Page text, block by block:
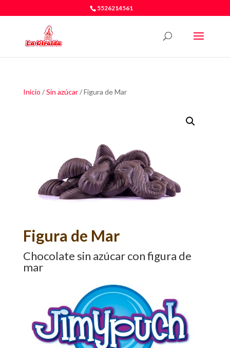
5526214561
Inicio /Sin azúcar/ Figura de Mar
Figura de Mar
Chocolate sin azúcar con figura de
mar